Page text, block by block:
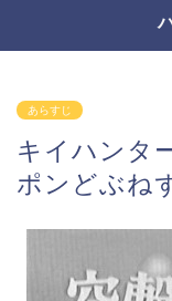
あらすじ
キイハン
ポンどぶね